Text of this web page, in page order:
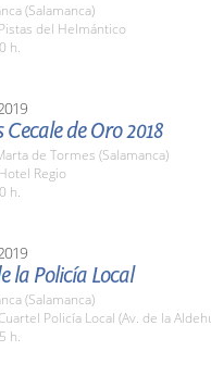
(Salamanca)
del Helmántico
h.
Cecale de Oro 2018
de Tormes (Salamanca)
Regio
h.
la Policía Local
(Salamanca)
Policía Local (Av. de la
h.